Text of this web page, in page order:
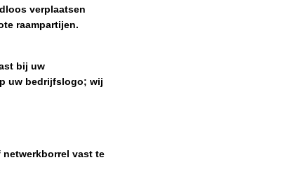
verplaatsen
raampartijen.
bij uw
uw bedrijfslogo; wij
vast te